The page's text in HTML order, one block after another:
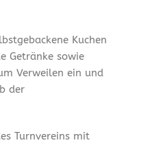
Kuchen
Getränke sowie
Verweilen ein und
der
Turnvereins mit